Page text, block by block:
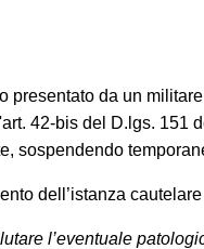
presentato da un
42-bis del D.lgs. 151
sospendendo
dell’istanza
l’eventuale
Gentile Cliente,
La informiamo
3 agosto al 28
seguito esposto